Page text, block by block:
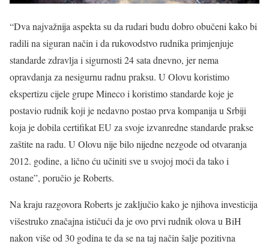
“Dva najvažnija aspekta su da rudari budu dobro obučeni kako bi
radili na siguran način i da rukovodstvo rudnika primjenjuje
standarde zdravlja i sigurnosti 24 sata dnevno, jer nema
opravdanja za nesigurnu radnu praksu. U Olovu koristimo
ekspertizu cijele grupe Mineco i koristimo standarde koje je
postavio rudnik koji je nedavno postao prva kompanija u Srbiji
koja je dobila certifikat EU za svoje izvanredne standarde prakse
zaštite na radu. U Olovu nije bilo nijedne nezgode od otvaranja
2012. godine, a lično ću učiniti sve u svojoj moći da tako i
ostane”, poručio je Roberts.
Na kraju razgovora Roberts je zaključio kako je njihova investicija
višestruko značajna ističući da je ovo prvi rudnik olova u BiH
nakon više od 30 godina te da se na taj način šalje pozitivna